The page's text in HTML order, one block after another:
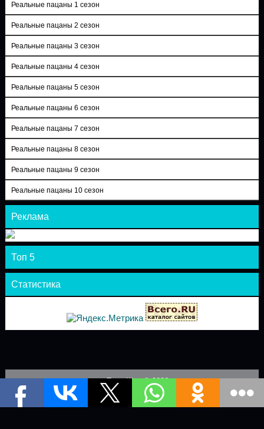
Реальные пацаны 1 сезон
Реальные пацаны 2 сезон
Реальные пацаны 3 сезон
Реальные пацаны 4 сезон
Реальные пацаны 5 сезон
Реальные пацаны 6 сезон
Реальные пацаны 7 сезон
Реальные пацаны 8 сезон
Реальные пацаны 9 сезон
Реальные пацаны 10 сезон
Реклама
Топ 5
Статистика
Теле-Шоу © 2026